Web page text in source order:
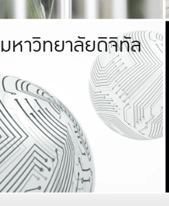
มหาวิทยาลัยรับผิดชอบต่อ
ร่วมมือกับชุมชน เพื่อคว
และความสุข
มองปัญหาใ
แก้ไขจากปัญ
มหาวิทยาลัยดิจิทัล